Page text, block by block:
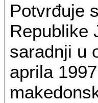
Potvrđuje
Republike
saradnji u
aprila